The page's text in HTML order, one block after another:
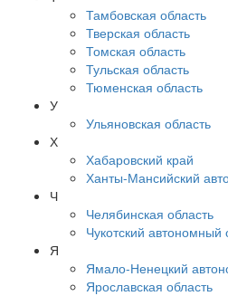
Тамбовская область
Тверская область
Томская область
Тульская область
Тюменская область
У
Ульяновская область
Х
Хабаровский край
Ханты-Мансийский
Ч
Челябинская область
Чукотский автономный
Я
Ямало-Ненецкий
Ярославская область